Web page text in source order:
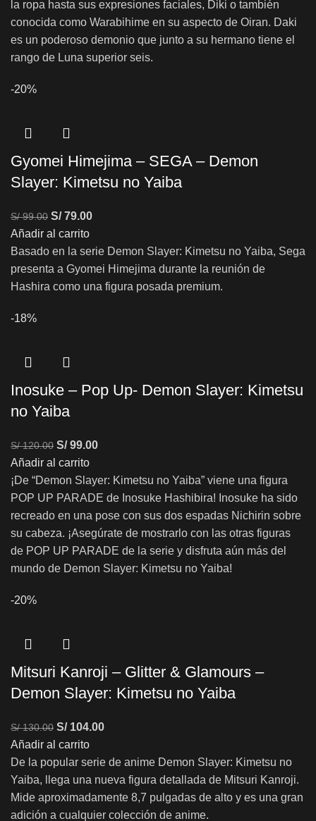
la ropa hasta sus expresiones faciales, Diki o también
conocida como Warabihime en su aspecto de Oiran. Daki
es un poderoso demonio que junto a su hermano tiene el
rango de Luna superior seis.
-20%
Gyomei Himejima – SEGA – Demon
Slayer: Kimetsu no Yaiba
S/99.00 S/79.00
Añadir al carrito
Basado en la serie Demon Slayer: Kimetsu no Yaiba, Sega
presenta a Gyomei Himejima durante la reunión de
Hashira como una figura posada premium.
-18%
Inosuke – Pop Up- Demon Slayer: Kimetsu
no Yaiba
S/120.00 S/99.00
Añadir al carrito
¡De “Demon Slayer: Kimetsu no Yaiba” viene una figura
POP UP PARADE de Inosuke Hashibira! Inosuke ha sido
recreado en una pose con sus dos espadas Nichirin sobre
su cabeza. ¡Asegúrate de mostrarlo con las otras figuras
de POP UP PARADE de la serie y disfruta aún más del
mundo de Demon Slayer: Kimetsu no Yaiba!
-20%
Mitsuri Kanroji – Glitter & Glamours –
Demon Slayer: Kimetsu no Yaiba
S/130.00 S/104.00
Añadir al carrito
De la popular serie de anime Demon Slayer: Kimetsu no
Yaiba, llega una nueva figura detallada de Mitsuri Kanroji.
Mide aproximadamente 8,7 pulgadas de alto y es una gran
adición a cualquier colección de anime.